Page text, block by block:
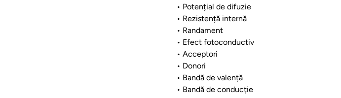
• Potențial de difuzie
• Rezistență internă
• Randament
• Efect fotoconductiv
• Acceptori
• Donori
• Bandă de valență
• Bandă de conducție